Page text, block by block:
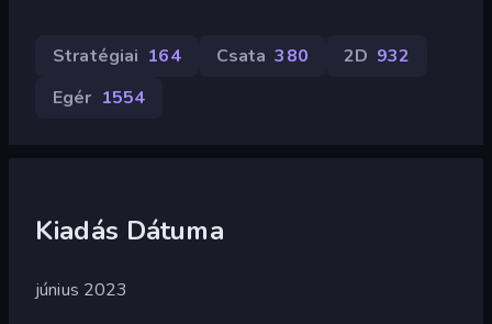
Stratégiai 164 Csata 380 2D 932
Egér 1554
Kiadás Dátuma
június 2023